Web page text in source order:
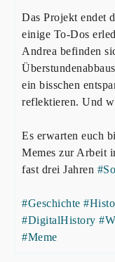
Das Projekt endet
einige To-Dos
Andrea befinden
ein bisschen
reflektieren. Und
Es erwarten euch
Memes zur Arbeit
fast drei Jahren
#Geschichte
#DigitalHistory
#Meme